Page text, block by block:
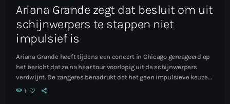
Ariana Grande zegt dat besluit om uit
schijnwerpers te stappen niet
impulsief is
Ariana Grande heeft tijdens een concert in Chicago gereageerd op
het bericht dat ze na haar tour voorlopig uit de schijnwerpers
verdwijnt. De zangeres benadrukt dat het geen impulsieve keuze
is, maar een besluit dat ze al lange tijd geleden nam. Lees het hele
1